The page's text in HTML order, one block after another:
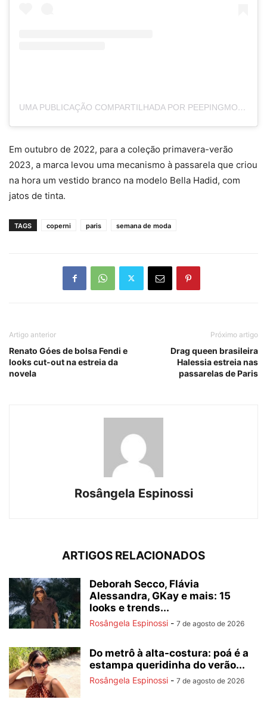
UMA PUBLICAÇÃO COMPARTILHADA POR PEEPINGMOON: BOLLYWOOD NEWS (@PEEPINGMOONOFFICIAL)
Em outubro de 2022, para a coleção primavera-verão
2023, a marca levou uma mecanismo à passarela que criou
na hora um vestido branco na modelo Bella Hadid, com
jatos de tinta.
TAGS coperni paris semana de moda
Artigo anterior
Renato Góes de bolsa Fendi e
looks cut-out na estreia da
novela
Próximo artigo
Drag queen brasileira
Halessia estreia nas
passarelas de Paris
Rosângela Espinossi
ARTIGOS RELACIONADOS
Deborah Secco, Flávia
Alessandra, GKay e mais: 15
looks e trends...
Rosângela Espinossi - 7 de agosto de 2026
Do metrô à alta-costura: poá é a
estampa queridinha do verão...
Rosângela Espinossi - 7 de agosto de 2026